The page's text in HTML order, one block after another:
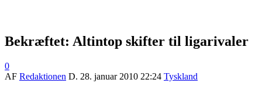
Bekræftet: Altintop skifter til ligarivaler
0
AF Redaktionen D. 28. januar 2010 22:24 Tyskland